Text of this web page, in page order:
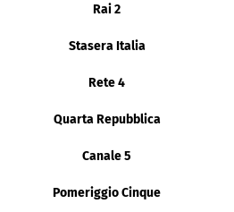
Rai 2
Stasera Italia
Rete 4
Quarta Repubblica
Canale 5
Pomeriggio Cinque